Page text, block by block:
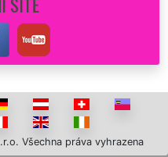
SÍTĚ